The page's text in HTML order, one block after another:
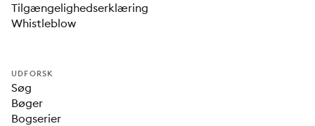
Tilgængelighedserklæring
Whistleblow
UDFORSK
Søg
Bøger
Bogserier